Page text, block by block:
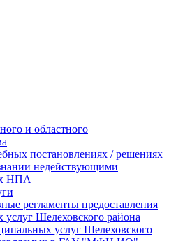
и областного
постановлениях / решениях
недействующими
НПА
регламенты предоставления
Шелеховского района
услуг Шелеховского